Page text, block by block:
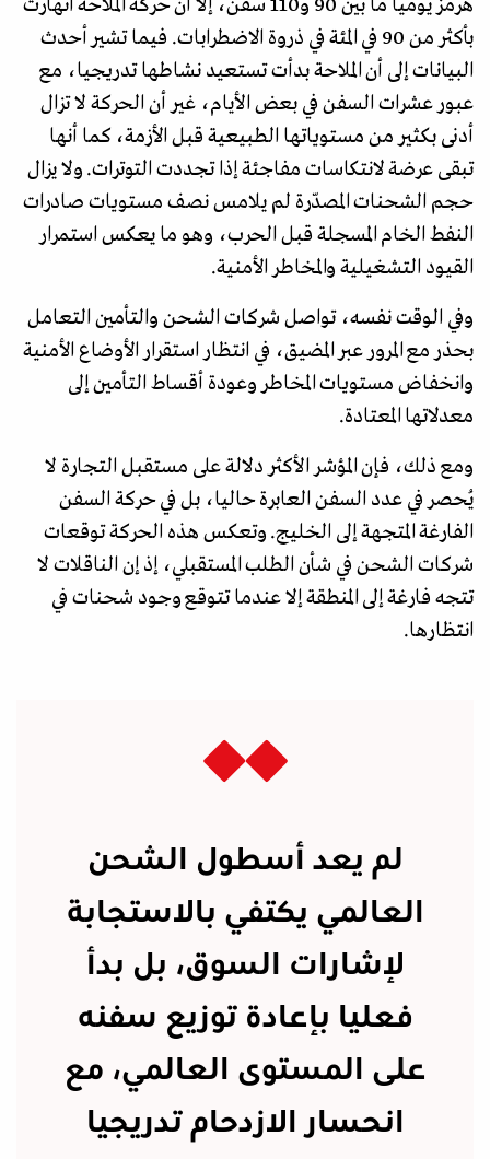
هرمز يوميا ما بين 90 و110 سفن، إلا أن حركة الملاحة انهارت
بأكثر من 90 في المئة في ذروة الاضطرابات. فيما تشير أحدث
البيانات إلى أن الملاحة بدأت تستعيد نشاطها تدريجيا، مع
عبور عشرات السفن في بعض الأيام، غير أن الحركة لا تزال
أدنى بكثير من مستوياتها الطبيعية قبل الأزمة، كما أنها
تبقى عرضة لانتكاسات مفاجئة إذا تجددت التوترات. ولا يزال
حجم الشحنات المصدّرة لم يلامس نصف مستويات صادرات
النفط الخام المسجلة قبل الحرب، وهو ما يعكس استمرار
القيود التشغيلية والمخاطر الأمنية.
وفي الوقت نفسه، تواصل شركات الشحن والتأمين التعامل
بحذر مع المرور عبر المضيق، في انتظار استقرار الأوضاع الأمنية
وانخفاض مستويات المخاطر وعودة أقساط التأمين إلى
معدلاتها المعتادة.
ومع ذلك، فإن المؤشر الأكثر دلالة على مستقبل التجارة لا
يُحصر في عدد السفن العابرة حاليا، بل في حركة السفن
الفارغة المتجهة إلى الخليج. وتعكس هذه الحركة توقعات
شركات الشحن في شأن الطلب المستقبلي، إذ إن الناقلات لا
تتجه فارغة إلى المنطقة إلا عندما تتوقع وجود شحنات في
انتظارها.
لم يعد أسطول الشحن
العالمي يكتفي بالاستجابة
لإشارات السوق، بل بدأ
فعليا بإعادة توزيع سفنه
على المستوى العالمي، مع
انحسار الازدحام تدريجيا